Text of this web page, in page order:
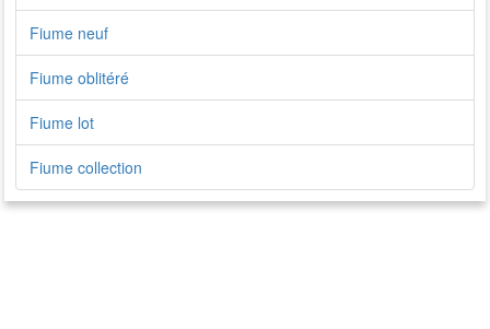
Fiume neuf
Fiume oblitéré
Fiume lot
Fiume collection